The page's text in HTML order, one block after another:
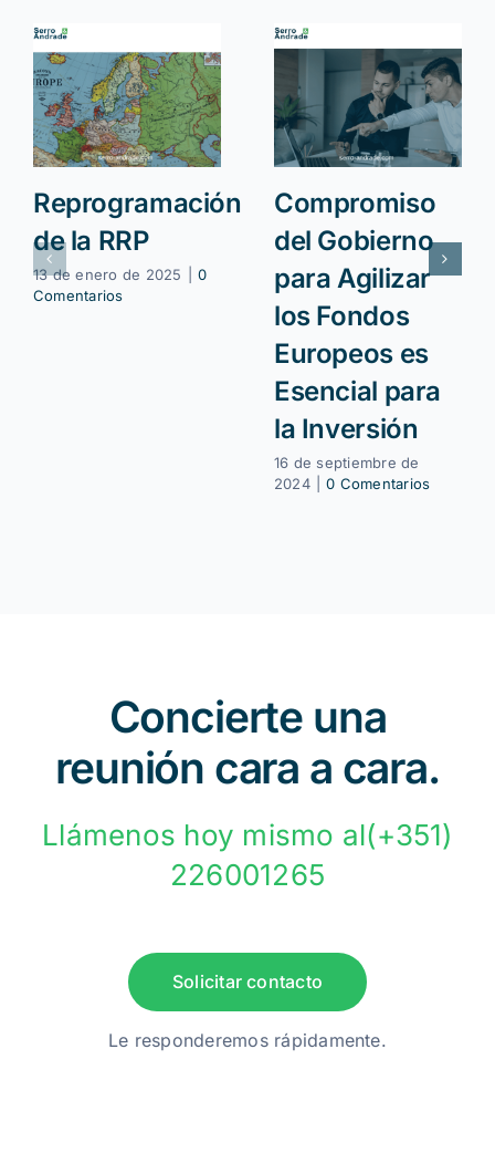
Reprogramación
de la RRP
13 de enero de 2025
0
Comentarios
Compromiso
del Gobierno
para Agilizar
los Fondos
Europeos es
Esencial para
la Inversión
16 de septiembre de
2024
0 Comentarios
Concierte una
reunión cara a cara.
Llámenos hoy mismo al(+351)
226001265
Solicitar contacto
Le responderemos rápidamente.